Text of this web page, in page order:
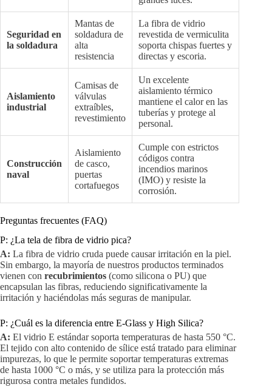
Seguridad en
la soldadura
Mantas de
soldadura de
alta
resistencia
La fibra de vidrio
revestida de vermiculita
soporta chispas fuertes y
directas y escoria.
Aislamiento
industrial
Camisas de
válvulas
extraíbles,
revestimiento
Un excelente
aislamiento térmico
mantiene el calor en las
tuberías y protege al
personal.
Construcción
naval
Aislamiento
de casco,
puertas
cortafuegos
Cumple con estrictos
códigos contra
incendios marinos
(IMO) y resiste la
corrosión.
Preguntas frecuentes (FAQ)
P: ¿La tela de fibra de vidrio pica?
A: La fibra de vidrio cruda puede causar irritación en la piel.
Sin embargo, la mayoría de nuestros productos terminados
vienen con recubrimientos (como silicona o PU) que
encapsulan las fibras, reduciendo significativamente la
irritación y haciéndolas más seguras de manipular.
P: ¿Cuál es la diferencia entre E-Glass y High Silica?
A: El vidrio E estándar soporta temperaturas de hasta 550 °C.
El tejido con alto contenido de sílice está tratado para eliminar
impurezas, lo que le permite soportar temperaturas extremas
de hasta 1000 °C o más, y se utiliza para la protección más
rigurosa contra metales fundidos.